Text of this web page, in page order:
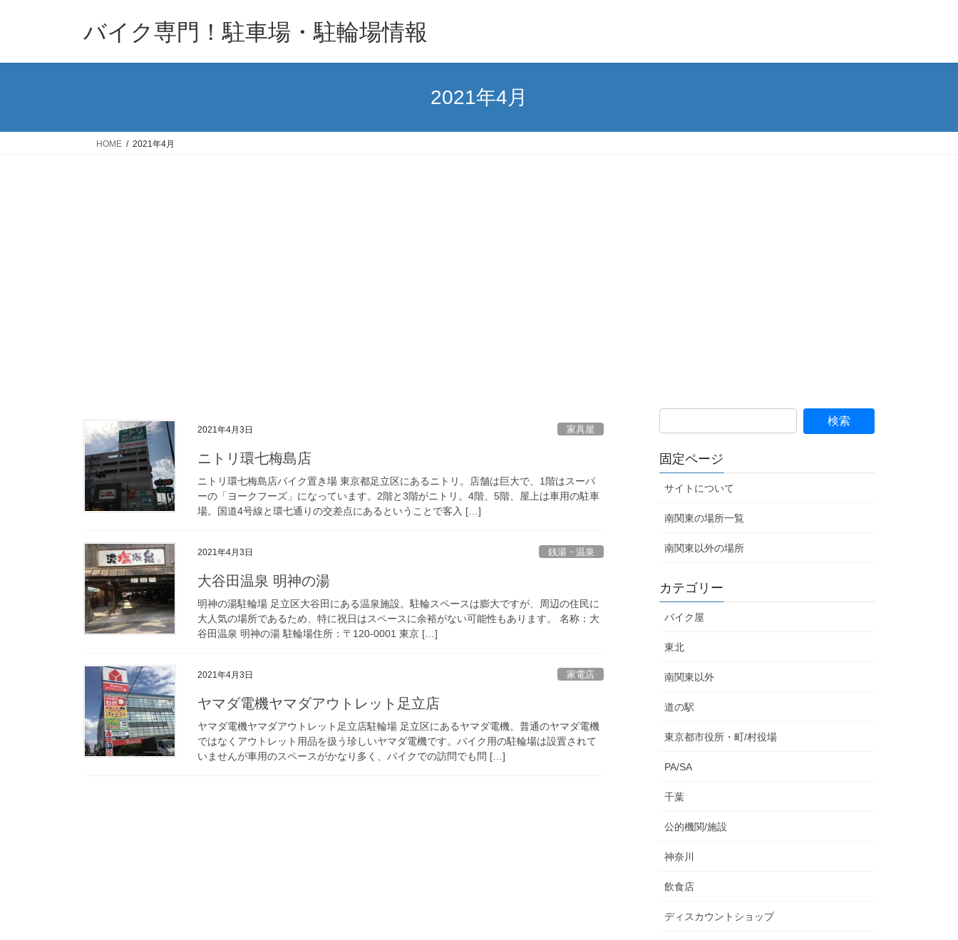
ン
キ
ー
に
バイク専門！駐車場・駐輪場情報
2021年4月
HOME 2021年4月
2021年4月3日 家具屋
ニトリ環七梅島店
ニトリ環七梅島店バイク置き場 東京都足立区にあるニトリ。店舗は巨大で、1階はスーパ
ーの「ヨークフーズ」になっています。2階と3階がニトリ。4階、5階、屋上は車用の駐車
場。国道4号線と環七通りの交差点にあるということで客入 […]
2021年4月3日 銭湯・温泉
大谷田温泉 明神の湯
明神の湯駐輪場 足立区大谷田にある温泉施設。駐輪スペースは膨大ですが、周辺の住民に
大人気の場所であるため、特に祝日はスペースに余裕がない可能性もあります。 名称：大
谷田温泉 明神の湯 駐輪場住所：〒120-0001 東京 […]
2021年4月3日 家電店
ヤマダ電機ヤマダアウトレット足立店
ヤマダ電機ヤマダアウトレット足立店駐輪場 足立区にあるヤマダ電機。普通のヤマダ電機
ではなくアウトレット用品を扱う珍しいヤマダ電機です。バイク用の駐輪場は設置されて
いませんが車用のスペースがかなり多く、バイクでの訪問でも問 […]
固定ページ
サイトについて
南関東の場所一覧
南関東以外の場所
カテゴリー
バイク屋
東北
南関東以外
道の駅
東京都市役所・町/村役場
PA/SA
千葉
公的機関/施設
神奈川
飲食店
ディスカウントショップ